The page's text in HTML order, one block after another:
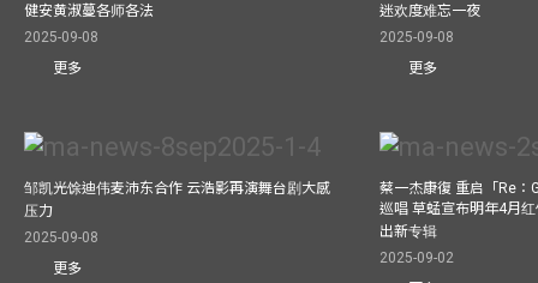
健安黄淑蔓各师各法
2025-09-08
更多
迷欢度难忘一夜
2025-09-08
更多
邹凯光馀迪伟麦沛东合作 云浩影再演舞台剧大感
压力
2025-09-08
更多
蔡一杰康復 重启「Re：
巡唱 草蜢宣布明年4月
出新专辑
2025-09-02